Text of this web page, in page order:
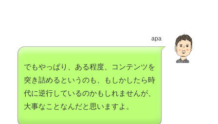
apa
でもやっぱり、ある程度、コンテンツを
突き詰めるというのも、もしかしたら時
代に逆行しているのかもしれませんが、
大事なことなんだと思いますよ。